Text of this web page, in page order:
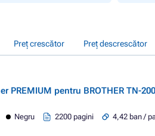
Preț crescător Preț descrescător
PREMIUM pentru BROTHER TN-
Negru 2200 pagini
4,42 ban /